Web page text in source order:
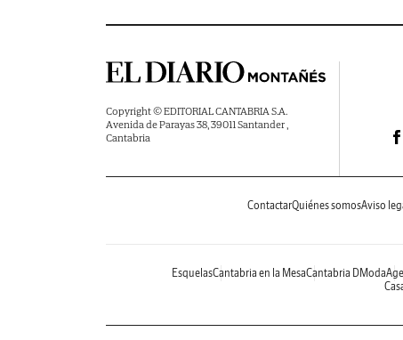
Copyright © EDITORIAL CANTABRIA S.A.
Avenida de Parayas 38, 39011 Santander ,
Cantabria
ContactarQuiénes somosAviso
EsquelasCantabria en la MesaCantabria DModa